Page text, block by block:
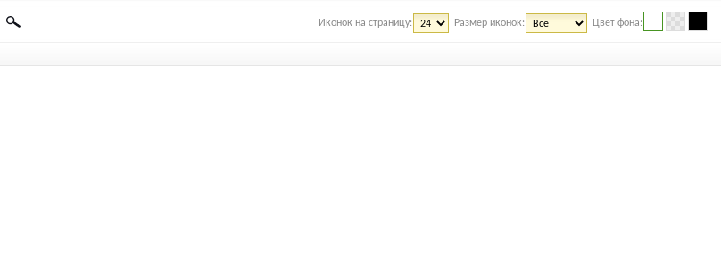
Иконок на страницу: Размер иконок: Цвет фона: